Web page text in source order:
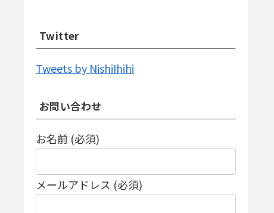
Twitter
Tweets by NishiIhihi
お問い合わせ
お名前 (必須)
メールアドレス (必須)